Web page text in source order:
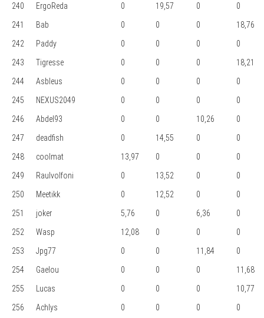
240
ErgoReda 0 19,57 0
0
241
Bab 0 0 0
18,76
242
Paddy 0 0 0
0
243
Tigresse 0 0 0
18,21
244
Asbleus 0 0 0
0
245
NEXUS2049 0 0 0
0
246
Abdel93 0 0 10,26
0
247
deadfish 0 14,55 0
0
248
coolmat 13,97 0 0
0
249
Raulvolfoni 0 13,52 0
0
250
Meetikk 0 12,52 0
0
251
joker 5,76 0 6,36
0
252
Wasp 12,08 0 0
0
253
Jpg77 0 0 11,84
0
254
Gaelou 0 0 0
11,68
255
Lucas 0 0 0
10,77
256
Achlys 0 0 0
0